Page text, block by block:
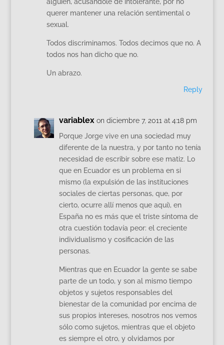
querer mantener una relación sentimental o
sexual.
Todos discriminamos. Todos decimos que no. A
todos nos han dicho que no.
Un abrazo.
Reply
variablex on diciembre 7, 2011 at 4:18 pm
Porque Jorge vive en una sociedad muy
diferente de la nuestra, y por tanto no tenía
necesidad de escribir sobre ese matiz. Lo
que en Ecuador es un problema en si
mismo (la expulsión de las instituciones
sociales de ciertas personas, que, por
cierto, ocurre allí menos que aquí), en
España no es más que el triste síntoma de
otra cuestión todavía peor: el creciente
individualismo y cosificación de las
personas.
Mientras que en Ecuador la gente se sabe
parte de un todo, y son al mismo tiempo
objetos y sujetos responsables del
bienestar de la comunidad por encima de
sus propios intereses, nosotros nos vemos
sólo como sujetos, mientras que el objeto
es siempre el otro, y olvidamos por